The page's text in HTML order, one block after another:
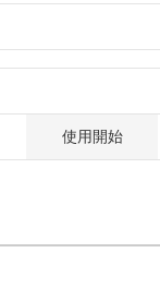
使用開始